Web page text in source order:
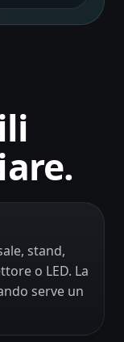
stand,
o LED. La
serve un